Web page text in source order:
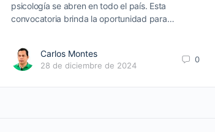
psicología se abren en todo el país. Esta
convocatoria brinda la oportunidad para…
Carlos Montes
28 de diciembre de 2024
0